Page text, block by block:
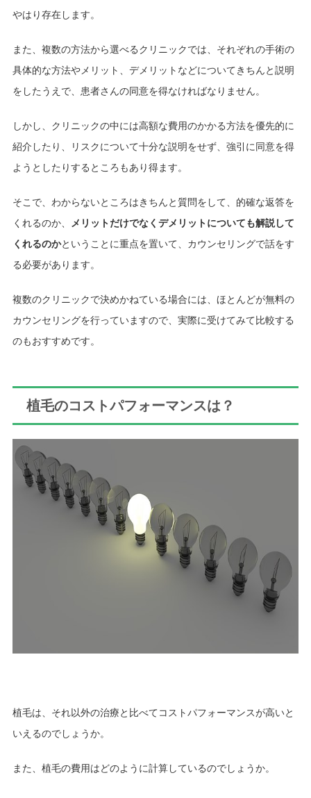
やはり存在します。
また、複数の方法から選べるクリニックでは、それぞれの手術の
具体的な方法やメリット、デメリットなどについてきちんと説明
をしたうえで、患者さんの同意を得なければなりません。
しかし、クリニックの中には高額な費用のかかる方法を優先的に
紹介したり、リスクについて十分な説明をせず、強引に同意を得
ようとしたりするところもあり得ます。
そこで、わからないところはきちんと質問をして、的確な返答を
くれるのか、
メリットだけでなくデメリットについても解説して
くれるのかということに重点を置いて、カウンセリングで話をす
る必要があります。
複数のクリニックで決めかねている場合には、ほとんどが無料の
カウンセリングを行っていますので、実際に受けてみて比較する
のもおすすめです。
植毛のコストパフォーマンスは？
植毛は、それ以外の治療と比べてコストパフォーマンスが高いと
いえるのでしょうか。
また、植毛の費用はどのように計算しているのでしょうか。